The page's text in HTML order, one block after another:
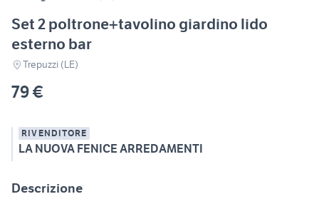
Set 2 poltrone+tavolino giardino lido
esterno bar
Trepuzzi (LE)
79 €
RIVENDITORE
LA NUOVA FENICE ARREDAMENTI
Descrizione